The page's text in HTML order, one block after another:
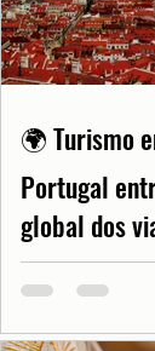
🌍 Turismo
Portugal
global dos